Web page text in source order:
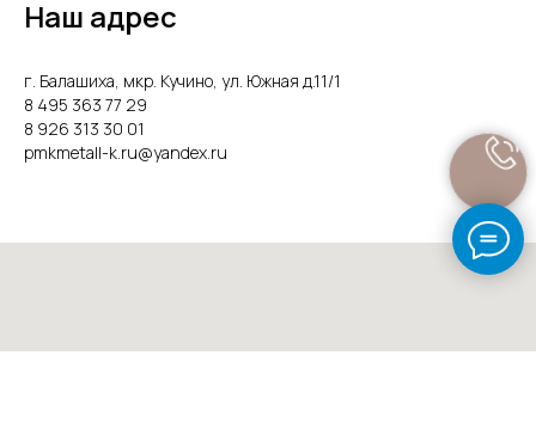
Наш адрес
г. Балашиха, мкр. Кучино, ул. Южная д.11/1
8 495 363 77 29
8 926 313 30 01
pmkmetall-k.ru@yandex.ru